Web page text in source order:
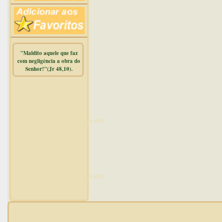
"Maldito aquele que faz
com negligência a obra do
Senhor!"(Jr 48,10).
/home/dicionar/public_html/online.php
/home/dicionar/public_html/online.php